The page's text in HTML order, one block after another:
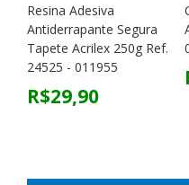
Resina Adesiva
Antiderrapante Segura
Tapete Acrilex 250g Ref.
24525 - 011955
R$29,90